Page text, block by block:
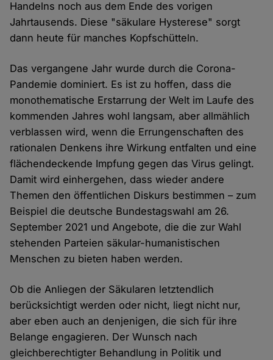
Handelns noch aus dem Ende des vorigen
Jahrtausends. Diese "säkulare Hysterese" sorgt
dann heute für manches Kopfschütteln.
Das vergangene Jahr wurde durch die Corona-
Pandemie dominiert. Es ist zu hoffen, dass die
monothematische Erstarrung der Welt im Laufe des
kommenden Jahres wohl langsam, aber allmählich
verblassen wird, wenn die Errungenschaften des
rationalen Denkens ihre Wirkung entfalten und eine
flächendeckende Impfung gegen das Virus gelingt.
Damit wird einhergehen, dass wieder andere
Themen den öffentlichen Diskurs bestimmen – zum
Beispiel die deutsche Bundestagswahl am 26.
September 2021 und Angebote, die die zur Wahl
stehenden Parteien säkular-humanistischen
Menschen zu bieten haben werden.
Ob die Anliegen der Säkularen letztendlich
berücksichtigt werden oder nicht, liegt nicht nur,
aber eben auch an denjenigen, die sich für ihre
Belange engagieren. Der Wunsch nach
gleichberechtigter Behandlung in Politik und